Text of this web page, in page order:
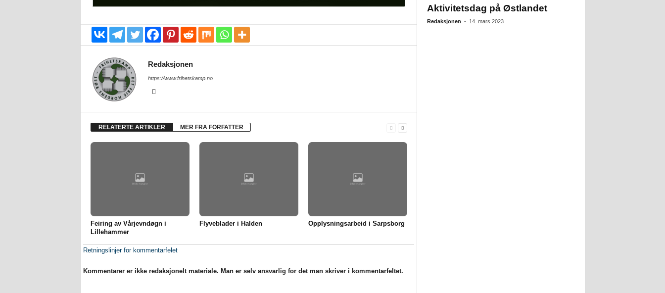
Redaksjonen
https://www.frihetskamp.no
RELATERTE ARTIKLER MER FRA FORFATTER
Feiring av Vårjevndøgn i
Lillehammer
Flyveblader i Halden Opplysningsarbeid i Sarpsborg
Retningslinjer for kommentarfelet
Kommentarer er ikke redaksjonelt materiale. Man er selv ansvarlig for det man skriver i kommentarfeltet.
Aktivitetsdag på Østlandet
Redaksjonen - 14. mars 2023